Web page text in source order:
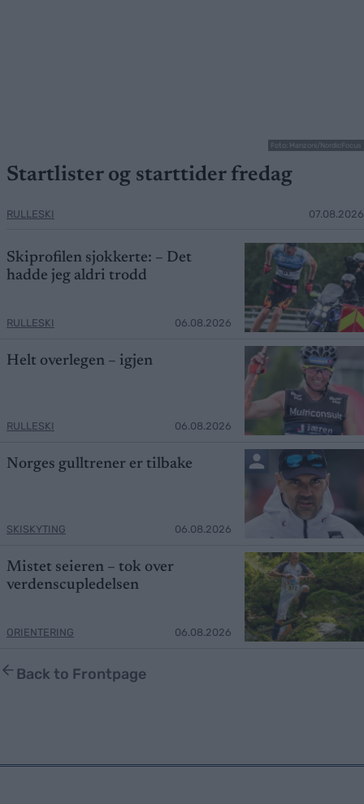
Foto: Manzoni/NordicFocus
Startlister og starttider fredag
RULLESKI 07.08.2026
Skiprofilen sjokkerte: – Det
hadde jeg aldri trodd
RULLESKI 06.08.2026
Helt overlegen – igjen
RULLESKI 06.08.2026
Norges gulltrener er tilbake
SKISKYTING 06.08.2026
Mistet seieren – tok over
verdenscupledelsen
ORIENTERING 06.08.2026
Back to Frontpage